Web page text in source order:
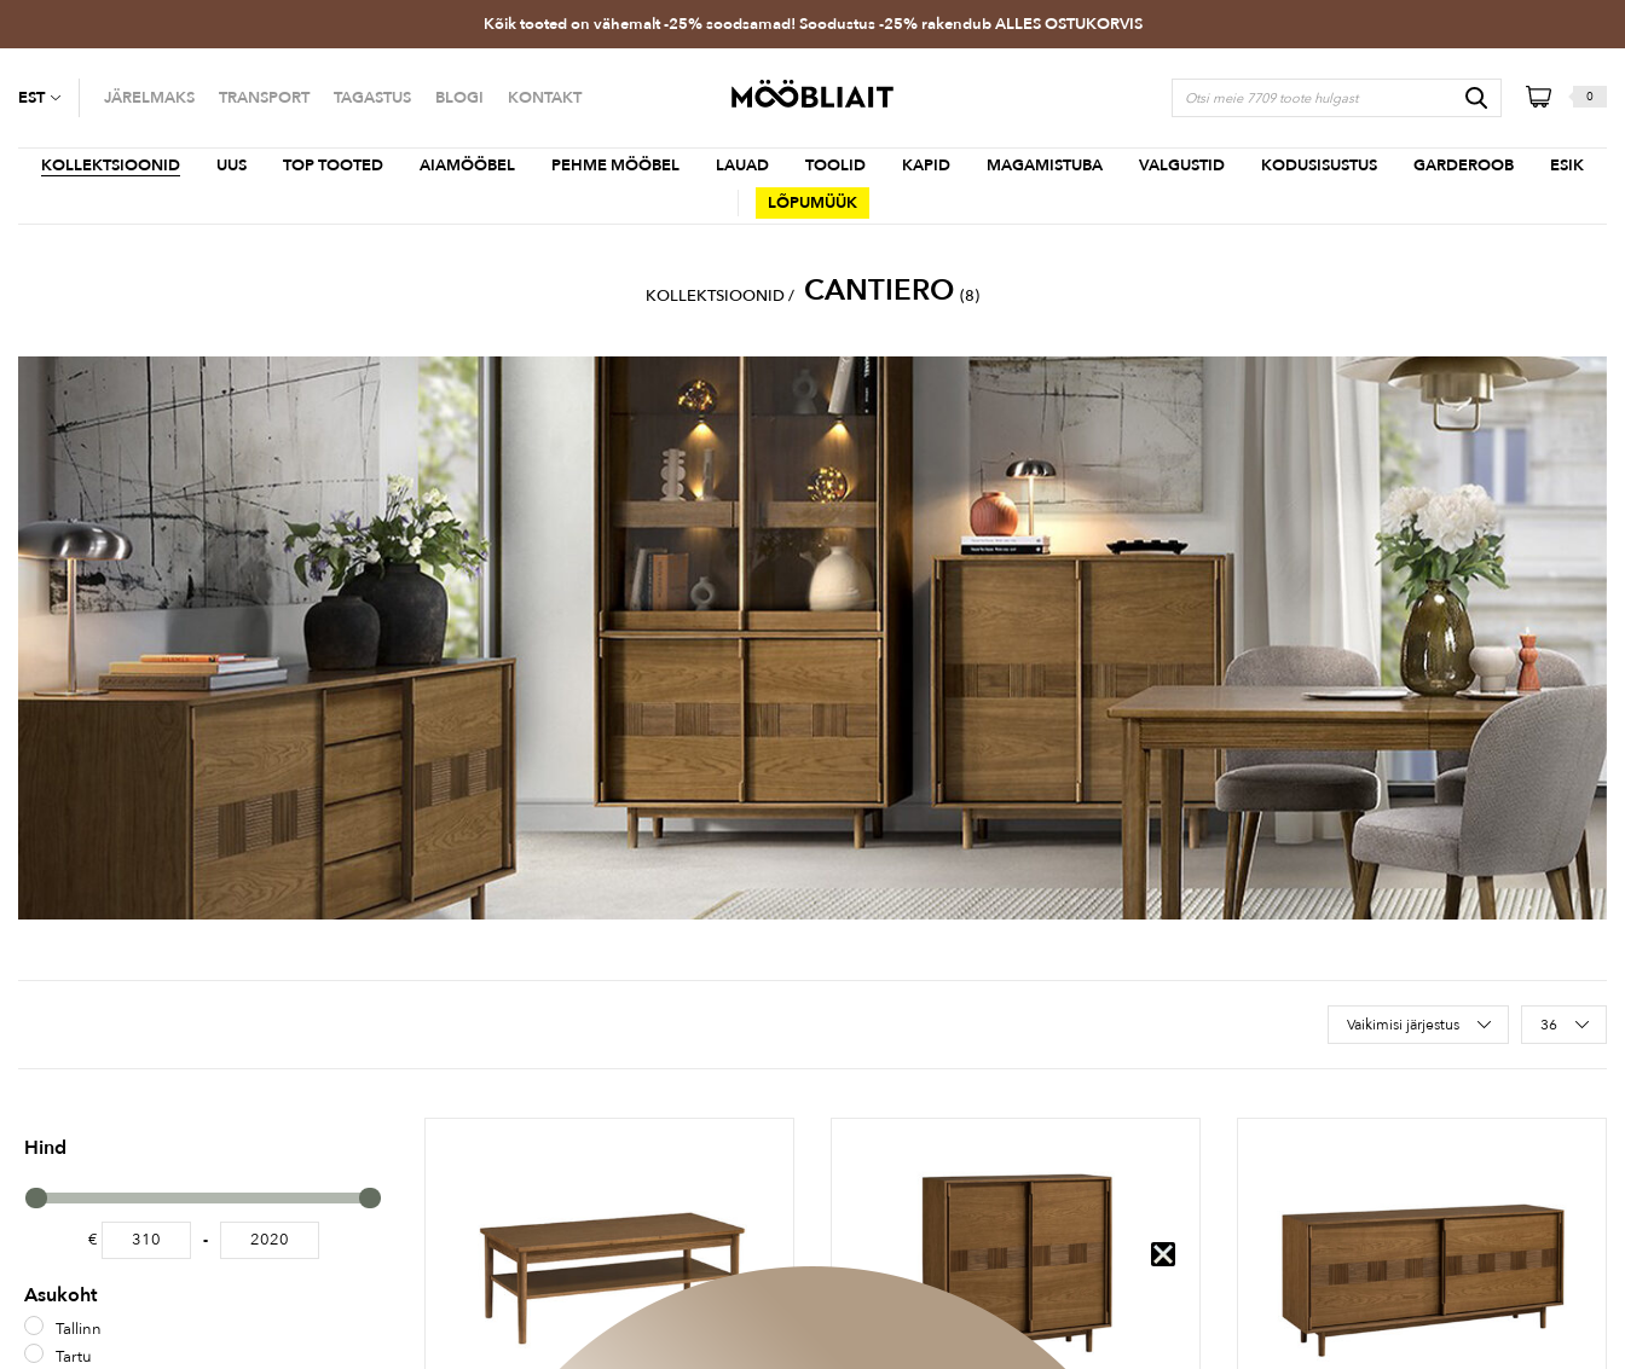
Kõik tooted on vähemalt -25% soodsamad! Soodustus -25% rakendub ALLES OSTUKORVIS
EST JÄRELMAKS TRANSPORT TAGASTUS BLOGI KONTAKT 0
KOLLEKTSIOONID UUS TOP TOOTED AIAMÖÖBEL PEHME MÖÖBEL LAUAD TOOLID KAPID MAGAMISTUBA VALGUSTID KODUSISUSTUS GARDEROOB
ESIK
LÕPUMÜÜK
KOLLEKTSIOONID/ CANTIERO (8)
Sort Products
Vaikimisi järjestus 36
Hind
€
Minimum Price
-
Maximum Price
Asukoht
Tallinn
Tartu